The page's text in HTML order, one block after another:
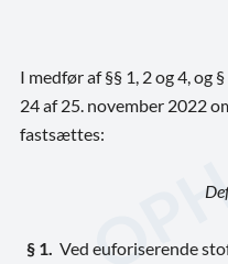
I medfør af §§ 1, 2 og 4, og
24 af 25. november 2022
fastsættes:
§ 1.
Ved euforiserende